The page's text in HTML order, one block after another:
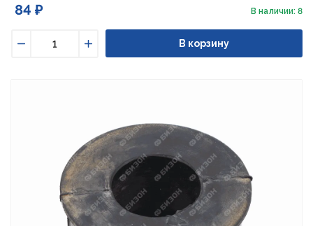
84 ₽ В наличии: 8
Увеличить
В корзину